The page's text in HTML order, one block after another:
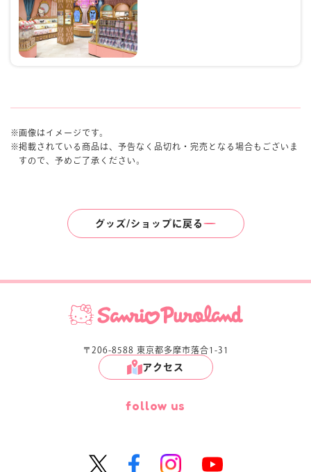
画像はイメージです。
掲載されている商品は、予告なく品切れ・完売となる場合もございま
すので、予めご了承ください。
グッズ/ショップに戻る
〒206-8588 東京都多摩市落合1-31
アクセス
follow us